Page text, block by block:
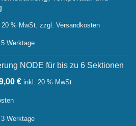
% MwSt. zzgl. Versandkosten
Werktage
NODE für bis zu 6 Sektionen
€Aktueller
inkl. 20 % MwSt.
Werktage